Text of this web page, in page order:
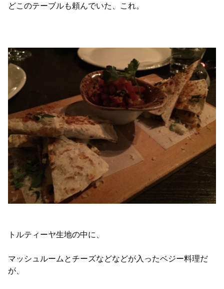
どこのテーブルも頼んでいた、これ。
トルティーヤ生地の中に、
マッシュルームとチーズなどなどが入ったベジー料理だ
が、